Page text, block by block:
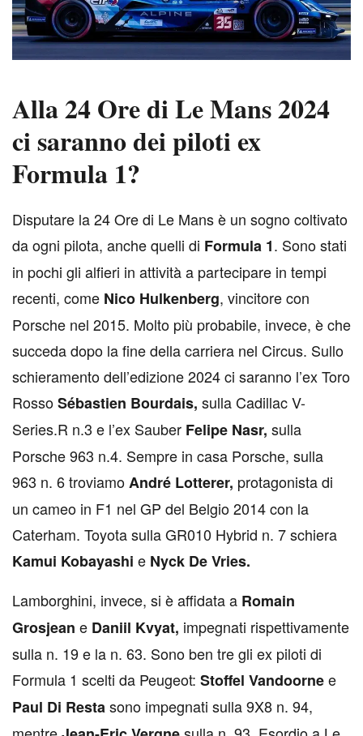
Alla 24 Ore di Le Mans 2024
ci saranno dei piloti ex
Formula 1?
Disputare la 24 Ore di Le Mans è un sogno coltivato
da ogni pilota, anche quelli di Formula 1. Sono stati
in pochi gli alfieri in attività a partecipare in tempi
recenti, come Nico Hulkenberg, vincitore con
Porsche nel 2015. Molto più probabile, invece, è che
succeda dopo la fine della carriera nel Circus. Sullo
schieramento dell’edizione 2024 ci saranno l’ex Toro
RossoSébastien Bourdais, sulla Cadillac V-
Series.R n.3 e l’ex Sauber Felipe Nasr, sulla
Porsche 963 n.4. Sempre in casa Porsche, sulla
963 n. 6 troviamoAndré Lotterer, protagonista di
un cameo in F1 nel GP del Belgio 2014 con la
Caterham. Toyota sulla GR010 Hybrid n. 7 schiera
Kamui Kobayashi e Nyck De Vries.
Lamborghini, invece, si è affidata a Romain
Grosjean e Daniil Kvyat, impegnati rispettivamente
sulla n. 19 e la n. 63. Sono ben tre gli ex piloti di
Formula 1 scelti da Peugeot: Stoffel Vandoornee
Paul Di Restasono impegnati sulla 9X8 n. 94,